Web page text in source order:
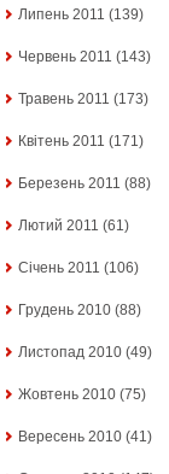
Липень 2011 (139)
Червень 2011 (143)
Травень 2011 (173)
Квітень 2011 (171)
Березень 2011 (88)
Лютий 2011 (61)
Січень 2011 (106)
Грудень 2010 (88)
Листопад 2010 (49)
Жовтень 2010 (75)
Вересень 2010 (41)